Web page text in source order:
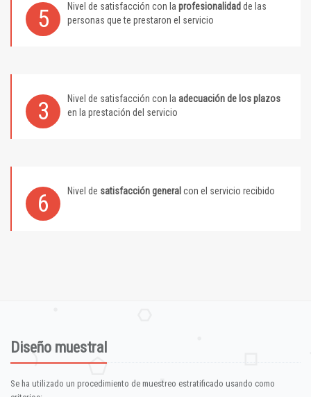
5 Nivel de satisfacción con la profesionalidad de las
personas que te prestaron el servicio
3 Nivel de satisfacción con la adecuación de los plazos
en la prestación del servicio
6 Nivel de satisfacción general con el servicio recibido
Diseño muestral
Se ha utilizado un procedimiento de muestreo estratificado usando como